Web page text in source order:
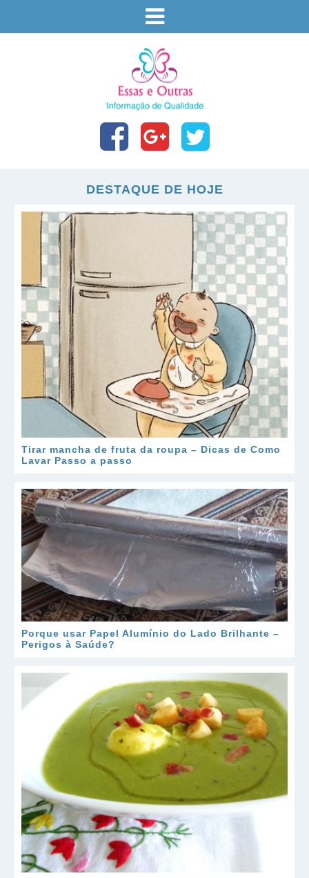
DESTAQUE DE HOJE
Tirar mancha de fruta da roupa – Dicas de Como
Lavar Passo a passo
Porque usar Papel Alumínio do Lado Brilhante –
Perigos à Saúde?